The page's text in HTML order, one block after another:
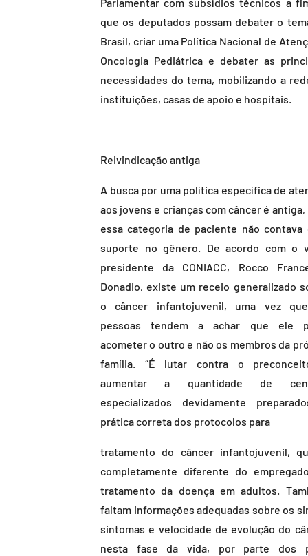
que os deputados possam debater o
Brasil, criar uma Política Nacional de
Oncologia Pediátrica e debater as
necessidades do tema, mobilizando a
instituições, casas de apoio e hospitais.
Reivindicação antiga
A busca por uma política específica de
aos jovens e crianças com câncer é antiga,
essa categoria de paciente não contava
suporte no gênero. De acordo com o
presidente da CONIACC, Rocco
Donadio, existe um receio generalizado
o câncer infantojuvenil, uma vez
pessoas tendem a achar que ele
acometer o outro e não os membros da
família. “É lutar contra o
aumentar a quantidade de
especializados devidamente
prática correta dos protocolos para
tratamento do câncer infantojuvenil,
completamente diferente do
tratamento da doença em adultos.
faltam informações adequadas sobre os
sintomas e velocidade de evolução do
nesta fase da vida, por parte dos